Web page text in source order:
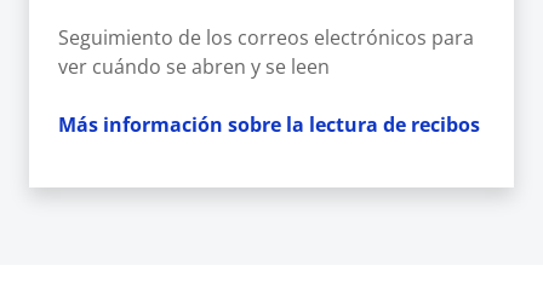
Seguimiento de los correos electrónicos para
ver cuándo se abren y se leen
Más información sobre la lectura de recibos